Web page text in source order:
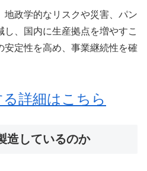
政学的なリスクや災害、パン
、国内に生産拠点を増やすこ
安定性を高め、事業継続性を確
詳細はこちら
造しているのか